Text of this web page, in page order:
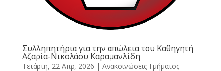
Συλληπητήρια για την απώλεια του Καθηγητή
Αζαρία-Νικολάου Καραμανλίδη
Τετάρτη, 22 Απρ, 2026 | Ανακοινώσεις Τμήματος